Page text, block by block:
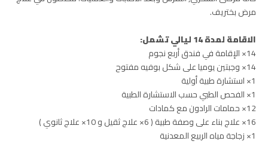
مرض بختريف.
الاقامة لمدة 14 ليالي تشمل:
14× الإقامة في فندق أربع نجوم
14× وجبتين يوميا على شكل بوفيه مفتوح
1× استشارة طبية أولية
1× الفحص الطبي حسب الاستشارة الطبية
12× حمامات الرادون مع كمادات
16× علاج بناء على وصفة طبية ( 6× علاج ثقيل و 10× علاج ثانوي )
1× زجاجة مياه الربيع المعدنية